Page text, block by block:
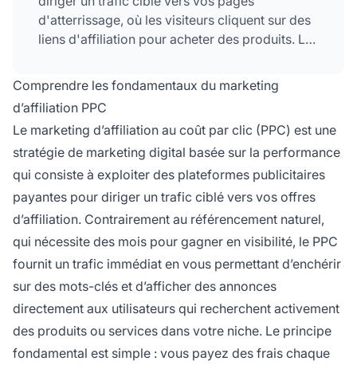
d'atterrissage, où les visiteurs cliquent sur des
liens d'affiliation pour acheter des produits. Le
de mots-clés, des annonces percutantes, des
pages d'atterrissage à haut taux de conversion
et une optimisation continue afin que vos
dépenses publicitaires génèrent des
commissions rentables.
Comprendre les fondamentaux du marketing
d’affiliation PPC
Le marketing d’affiliation au coût par clic (PPC) est une
stratégie de marketing digital basée sur la performance
qui consiste à exploiter des plateformes publicitaires
payantes pour diriger un trafic ciblé vers vos offres
d’affiliation. Contrairement au référencement naturel,
qui nécessite des mois pour gagner en visibilité, le PPC
fournit un trafic immédiat en vous permettant d’enchérir
sur des mots-clés et d’afficher des annonces
directement aux utilisateurs qui recherchent activement
des produits ou services dans votre niche. Le principe
fondamental est simple : vous payez des frais chaque